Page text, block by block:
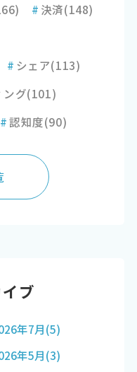
# 決済(148)
# シェア(113)
ング(101)
#認知度(90)
ブ
年7月(5)
年5月(3)